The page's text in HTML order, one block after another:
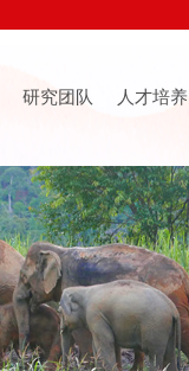
研究团队 人才培养